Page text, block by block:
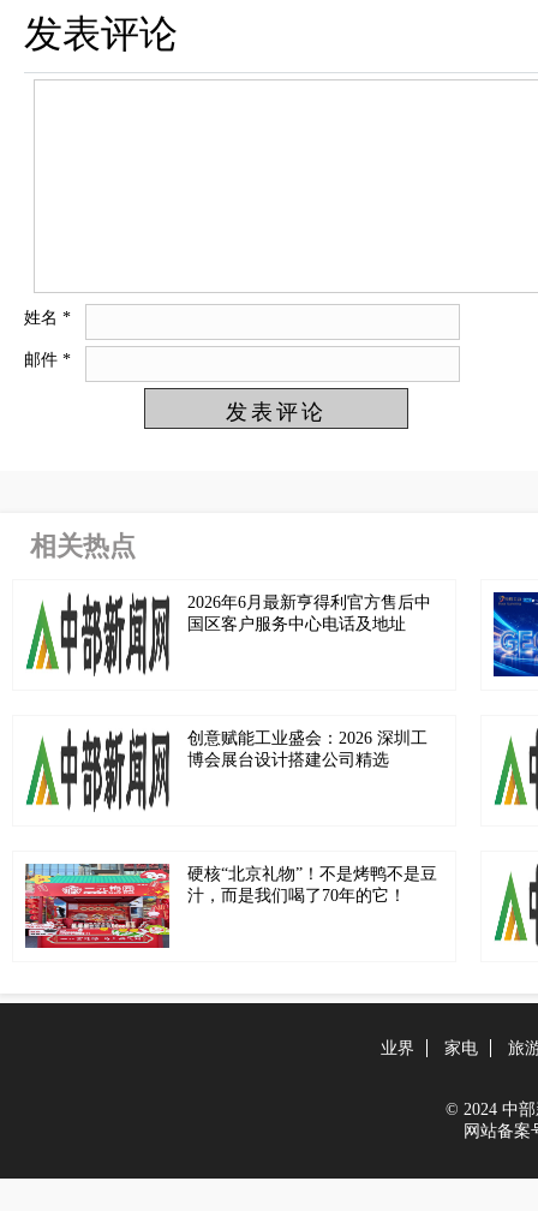
发表评论
姓名 *
邮件 *
相关热点
2026年6月最新亨得利官方售后中
国区客户服务中心电话及地址
创意赋能工业盛会：2026 深圳工
博会展台设计搭建公司精选
硬核“北京礼物”！不是烤鸭不是豆
汁，而是我们喝了70年的它！
业界 家电 旅
© 2024 中部
网站备案